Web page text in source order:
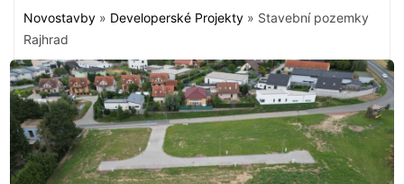
Novostavby » Developerské Projekty » Stavební pozemky
Rajhrad